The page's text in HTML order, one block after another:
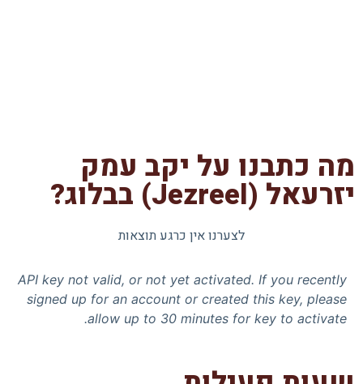
מה כתבנו על יקב עמק
יזרעאל (Jezreel) בבלוג?
לצערנו אין כרגע תוצאות
API key not valid, or not yet activated. If you recently
signed up for an account or created this key, please
allow up to 30 minutes for key to activate.